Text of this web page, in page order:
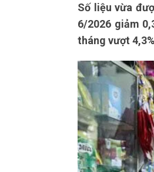
Số liệu vừa
6/2026 giảm
tháng vượt